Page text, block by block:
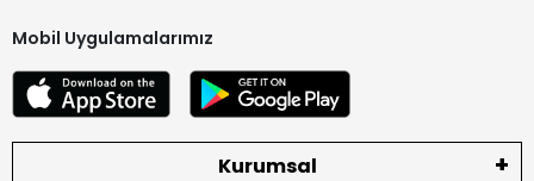
Mobil Uygulamalarımız
Kurumsal